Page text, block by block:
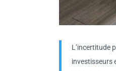
L’incertitude
investisseurs